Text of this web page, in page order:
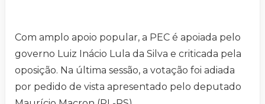
Com amplo apoio popular, a PEC é apoiada pelo
governo Luiz Inácio Lula da Silva e criticada pela
oposição. Na última sessão, a votação foi adiada
por pedido de vista apresentado pelo deputado